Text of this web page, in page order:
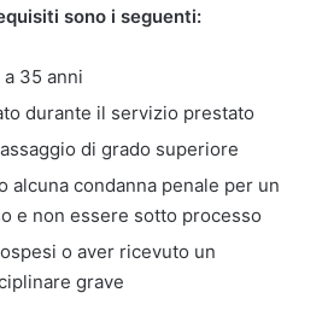
sono i seguenti:
35 anni
durante il servizio prestato
di grado superiore
alcuna condanna penale per un
e non essere sotto processo
o aver ricevuto un
grave